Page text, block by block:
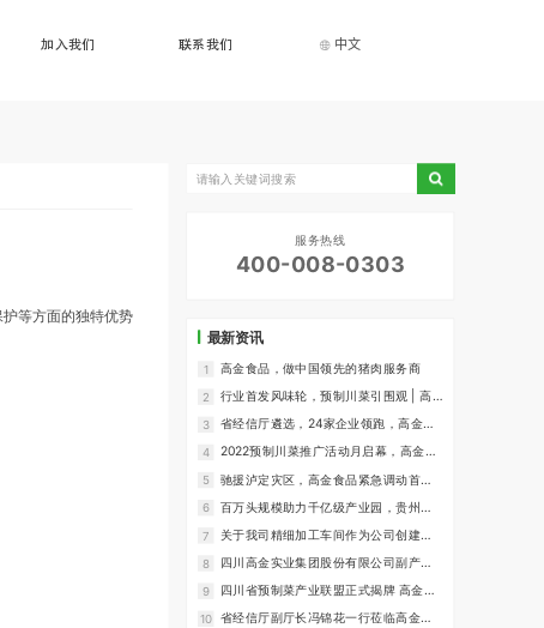
加入我们 联系我们 中文
等方面的独特优势
服务热线
400-008-0303
最新资讯
1 高金食品，做中国领先的猪肉服务商
2 行业首发风味轮，预制川菜引围观 | 高
金食品亮相全国糖酒会，明星单品撩万
人！
3 省经信厅遴选，24家企业领跑，高金食
品入选四川省2022年新赛道领先型“赛手
企业”
4 2022预制川菜推广活动月启幕，高金食
5 驰援泸定灾区，高金食品紧急调动首批
6 百万头规模助力千亿级产业园，贵州高
金食品正式投产
7
关于我司精细加工车间作为公司创建集
体申请2022年度全国青年安全生产示范
岗的公示
8
四川高金实业集团股份有限公司副产品
招标公告
9 四川省预制菜产业联盟正式揭牌 高金食
品当选首届理事长单位
10 省经信厅副厅长冯锦花一行莅临高金食